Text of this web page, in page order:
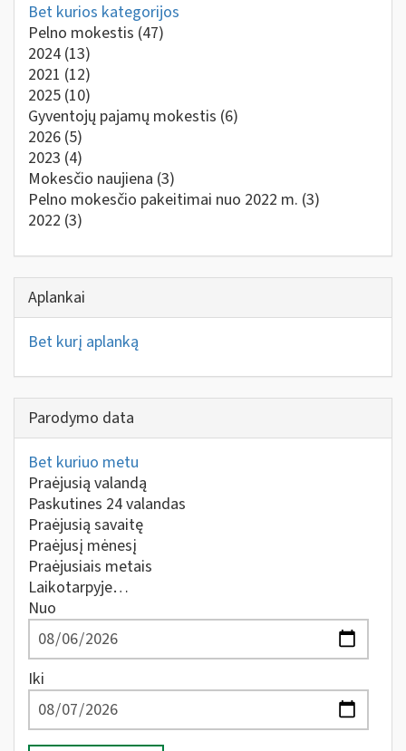
Bet kurios kategorijos
Pelno mokestis (47)
2024 (13)
2021 (12)
2025 (10)
Gyventojų pajamų mokestis (6)
2026 (5)
2023 (4)
Mokesčio naujiena (3)
Pelno mokesčio pakeitimai nuo 2022 m. (3)
2022 (3)
Aplankai
Bet kurį aplanką
Parodymo data
Bet kuriuo metu
Praėjusią valandą
Paskutines 24 valandas
Praėjusią savaitę
Praėjusį mėnesį
Praėjusiais metais
Laikotarpyje…
Nuo
Iki